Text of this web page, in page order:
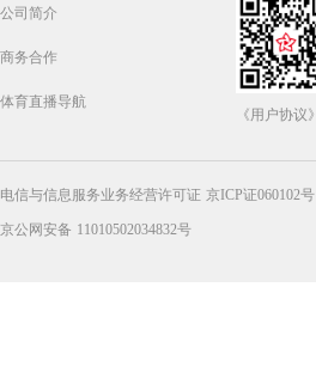
公司简介
商务合作
体育直播导航
《用户协议》
电信与信息服务业务经营许可证 京ICP证060102号
京公网安备 11010502034832号